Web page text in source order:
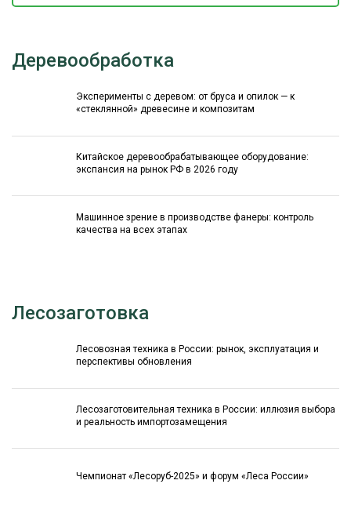
Деревообработка
Эксперименты с деревом: от бруса и опилок — к
«стеклянной» древесине и композитам
Китайское деревообрабатывающее оборудование:
экспансия на рынок РФ в 2026 году
Машинное зрение в производстве фанеры: контроль
качества на всех этапах
Лесозаготовка
Лесовозная техника в России: рынок, эксплуатация и
перспективы обновления
Лесозаготовительная техника в России: иллюзия выбора
и реальность импортозамещения
Чемпионат «Лесоруб-2025» и форум «Леса России»